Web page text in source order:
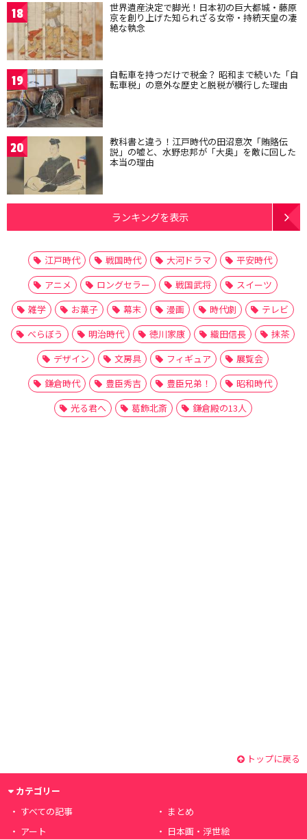
18 世界遺産決定で脚光！日本初の巨大都城・藤原
京を創り上げた知られざる女帝・持統天皇の凄
絶な執念
19 自転車を持つだけで税金？ 昭和まで続いた「自
転車税」の意外な歴史と脱税が横行した理由
20 教科書と違う！江戸時代の田沼意次「賄賂伝
説」の嘘と、水野忠邦が「大奥」を敵に回した
本当の理由
ランキングを表示
江戸時代 戦国時代 大河ドラマ
平安時代
アニメ
ロングセラー 戦国武将
スイーツ
雑学
お菓子 幕末 漫画 時代劇
テレビ
べらぼう
明治時代 徳川家康 織田信長
抹茶
デザイン
文房具 フィギュア
展覧会
鎌倉時代
豊臣秀吉 豊臣兄弟！
昭和時代
光る君へ
葛飾北斎 鎌倉殿の13人
トップに戻る
カテゴリー
すべての記事
まとめ
アート
日本画・浮世絵